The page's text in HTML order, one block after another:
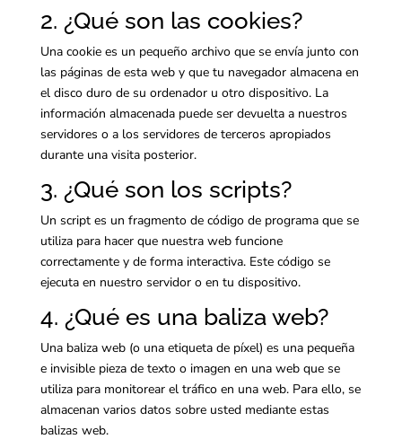
2. ¿Qué son las cookies?
Una cookie es un pequeño archivo que se envía junto con
las páginas de esta web y que tu navegador almacena en
el disco duro de su ordenador u otro dispositivo. La
información almacenada puede ser devuelta a nuestros
servidores o a los servidores de terceros apropiados
durante una visita posterior.
3. ¿Qué son los scripts?
Un script es un fragmento de código de programa que se
utiliza para hacer que nuestra web funcione
correctamente y de forma interactiva. Este código se
ejecuta en nuestro servidor o en tu dispositivo.
4. ¿Qué es una baliza web?
Una baliza web (o una etiqueta de píxel) es una pequeña
e invisible pieza de texto o imagen en una web que se
utiliza para monitorear el tráfico en una web. Para ello, se
almacenan varios datos sobre usted mediante estas
balizas web.